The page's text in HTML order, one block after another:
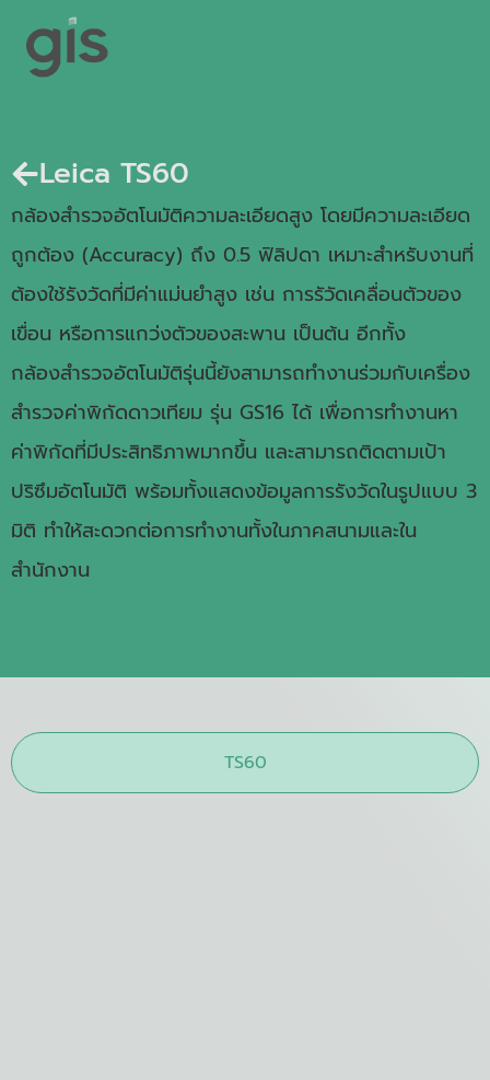
Leica TS60
กล้องสำรวจอัตโนมัติความละเอียดสูง โดยมีความละเอียด
ถูกต้อง (Accuracy) ถึง 0.5 ฟิลิปดา เหมาะสำหรับงานที่
ต้องใช้รังวัดที่มีค่าแม่นยำสูง เช่น การรัวัดเคลื่อนตัวของ
เขื่อน หรือการแกว่งตัวของสะพาน เป็นต้น อีกทั้ง
กล้องสำรวจอัตโนมัติรุ่นนี้ยังสามารถทำงานร่วมกับเครื่อง
สำรวจค่าพิกัดดาวเทียม รุ่น GS16 ได้ เพื่อการทำงานหา
ค่าพิกัดที่มีประสิทธิภาพมากขึ้น และสามารถติดตามเป้า
ปริซึมอัตโนมัติ พร้อมทั้งแสดงข้อมูลการรังวัดในรูปแบบ 3
มิติ ทำให้สะดวกต่อการทำงานทั้งในภาคสนามและใน
สำนักงาน
TS60